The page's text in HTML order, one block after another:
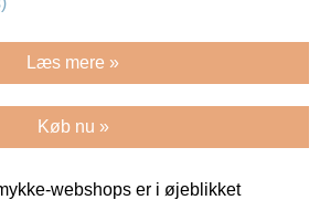
Læs mere »
Køb nu »
webshops er i øjeblikket